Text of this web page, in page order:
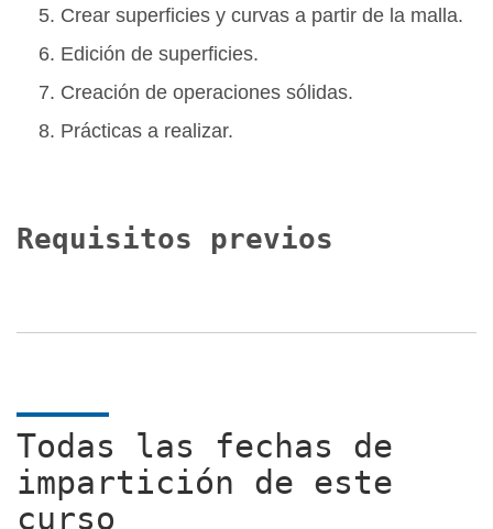
Crear superficies y curvas a partir de la malla.
Edición de superficies.
Creación de operaciones sólidas.
Prácticas a realizar.
Requisitos previos
Todas las fechas de
impartición de este
curso